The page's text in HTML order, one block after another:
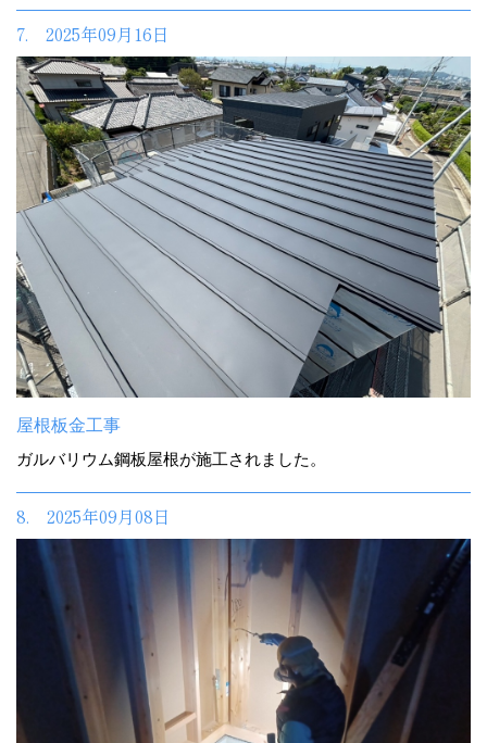
7. 2025年09月16日
屋根板金工事
ガルバリウム鋼板屋根が施工されました。
8. 2025年09月08日